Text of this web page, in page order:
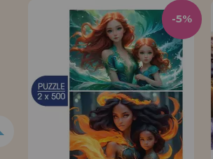
-5%